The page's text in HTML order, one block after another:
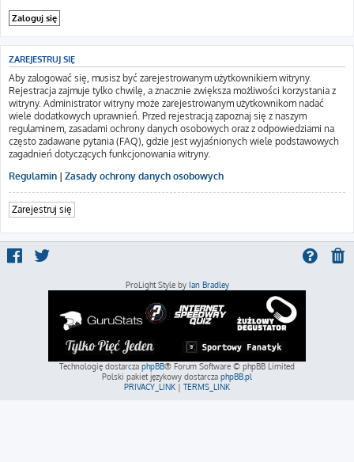
ZAREJESTRUJ SIĘ
Aby zalogować się, musisz być zarejestrowanym użytkownikiem witryny.
Rejestracja zajmuje tylko chwilę, a znacznie zwiększa możliwości korzystania z
witryny. Administrator witryny może zarejestrowanym użytkownikom nadać
wiele dodatkowych uprawnień. Przed rejestracją zapoznaj się z naszym
regulaminem, zasadami ochrony danych osobowych oraz z odpowiedziami na
często zadawane pytania (FAQ), gdzie jest wyjaśnionych wiele podstawowych
zagadnień dotyczących funkcjonowania witryny.
Regulamin | Zasady ochrony danych osobowych
Zarejestruj się
ProLight Style by Ian Bradley
Technologię dostarcza phpBB® Forum Software © phpBB Limited
Polski pakiet językowy dostarcza phpBB.pl
PRIVACY_LINK | TERMS_LINK